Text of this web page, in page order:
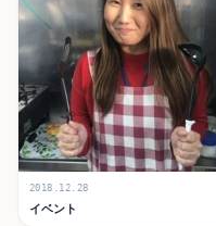
2018.12.28
イベント